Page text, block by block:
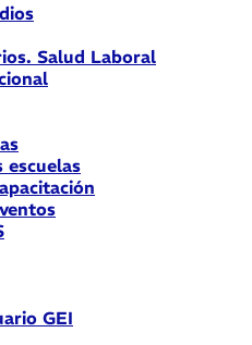
Salud Laboral
escuelas
GEI